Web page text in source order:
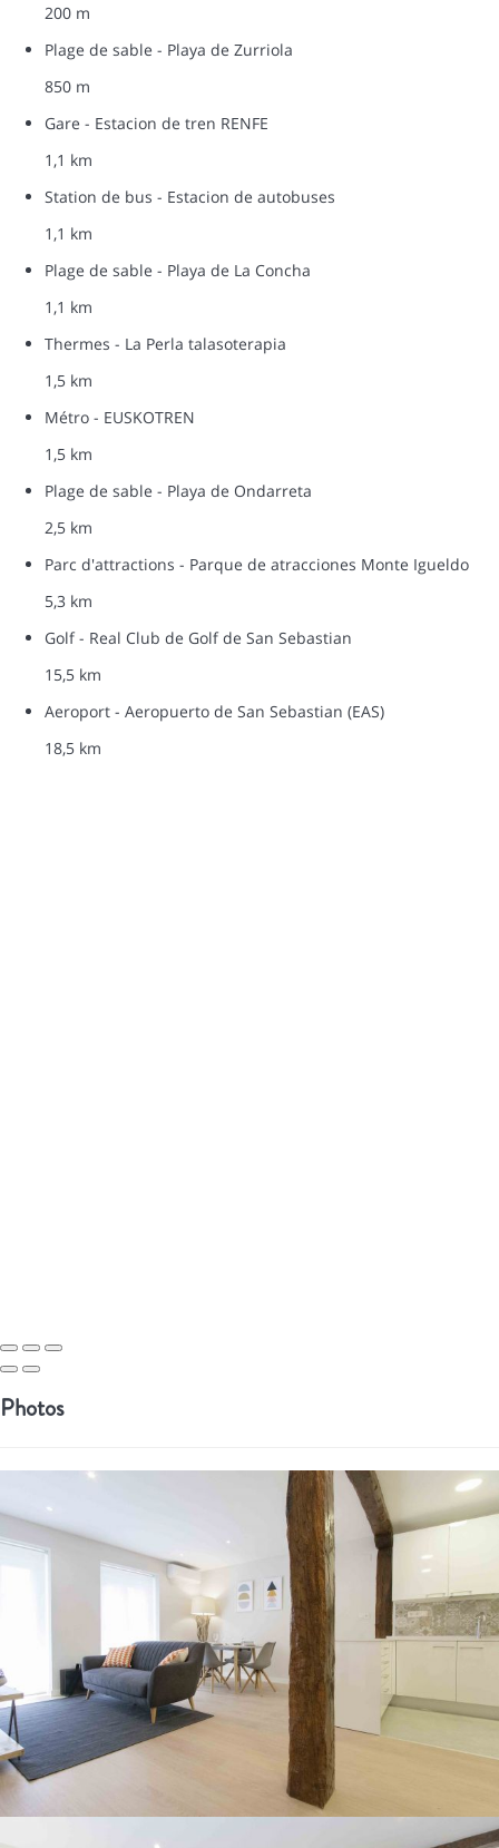
200 m
Plage de sable - Playa de Zurriola
850 m
Gare - Estacion de tren RENFE
1,1 km
Station de bus - Estacion de autobuses
1,1 km
Plage de sable - Playa de La Concha
1,1 km
Thermes - La Perla talasoterapia
1,5 km
Métro - EUSKOTREN
1,5 km
Plage de sable - Playa de Ondarreta
2,5 km
Parc d'attractions - Parque de atracciones Monte Igueldo
5,3 km
Golf - Real Club de Golf de San Sebastian
15,5 km
Aeroport - Aeropuerto de San Sebastian (EAS)
18,5 km
Photos